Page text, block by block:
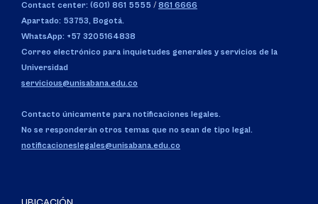
Contact center: (601) 861 5555 / 861 6666
Apartado: 53753, Bogotá.
WhatsApp: +57 3205164838
Correo electrónico para inquietudes generales y servicios de la
Universidad
servicious@unisabana.edu.co
Contacto únicamente para notificaciones legales.
No se responderán otros temas que no sean de tipo legal.
notificacioneslegales@unisabana.edu.co